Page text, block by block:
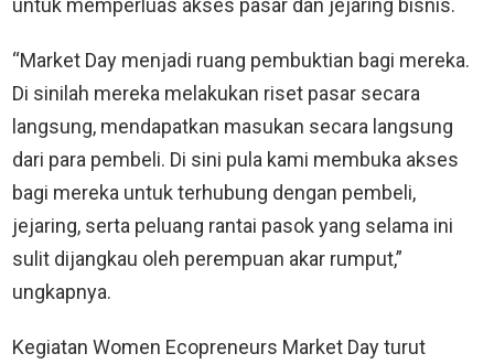
untuk memperluas akses pasar dan jejaring bisnis.
“Market Day menjadi ruang pembuktian bagi mereka.
Di sinilah mereka melakukan riset pasar secara
langsung, mendapatkan masukan secara langsung
dari para pembeli. Di sini pula kami membuka akses
bagi mereka untuk terhubung dengan pembeli,
jejaring, serta peluang rantai pasok yang selama ini
sulit dijangkau oleh perempuan akar rumput,”
ungkapnya.
Kegiatan Women Ecopreneurs Market Day turut